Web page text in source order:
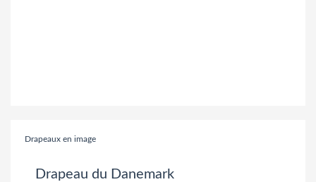
Drapeaux en image
Drapeau du Danemark